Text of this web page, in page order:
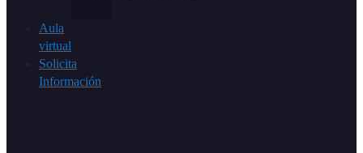
Aula
virtual
Solicita
Información